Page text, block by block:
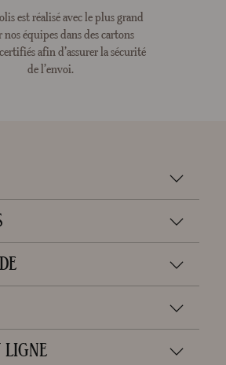
est réalisé avec le plus grand
nos équipes dans des cartons
afin d’assurer la sécurité
de l’envoi.
LIGNE